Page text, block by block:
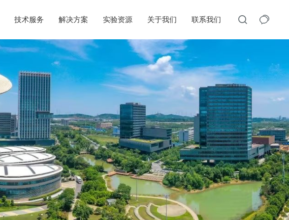
技术服务 解决方案 实验资源 关于我们 联系我们